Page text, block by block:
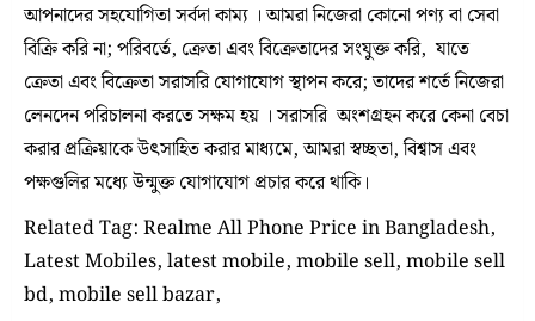
আপনাদের সহযোগিতা সর্বদা কাম্য । আমরা নিজেরা কোনো পণ্য বা সেবা
বিক্রি করি না; পরিবর্তে, ক্রেতা এবং বিক্রেতাদের সংযুক্ত করি, যাতে
ক্রেতা এবং বিক্রেতা সরাসরি যোগাযোগ স্থাপন করে; তাদের শর্তে নিজেরা
লেনদেন পরিচালনা করতে সক্ষম হয় । সরাসরি অংশগ্রহন করে কেনা বেচা
করার প্রক্রিয়াকে উৎসাহিত করার মাধ্যমে, আমরা স্বচ্ছতা, বিশ্বাস এবং
পক্ষগুলির মধ্যে উন্মুক্ত যোগাযোগ প্রচার করে থাকি।
Related Tag: Realme All Phone Price in Bangladesh,
Latest Mobiles, latest mobile, mobile sell, mobile sell
bd, mobile sell bazar,